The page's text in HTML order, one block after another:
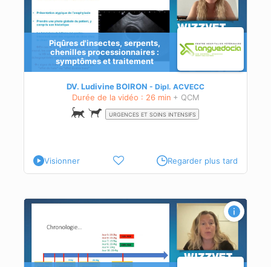
Piqûres d'insectes, serpents,
chenilles processionnaires :
symptômes et traitement
DV. Ludivine BOIRON Dipl. ACVECC
Durée de la vidéo : 26 min + QCM
URGENCES ET SOINS INTENSIFS
Visionner Regarder plus tard